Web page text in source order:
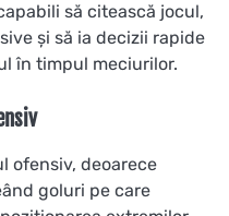
să citească jocul,
și să ia decizii rapide
în timpul meciurilor.
ofensiv, deoarece
goluri pe care